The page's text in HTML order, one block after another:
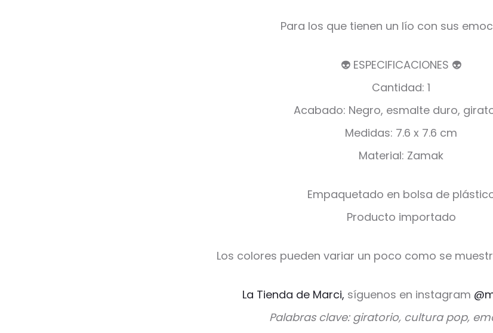
Para los que tienen un lío con sus
👽 ESPECIFICACIONES 👽
Cantidad: 1
Acabado: Negro, esmalte duro,
Medidas: 7.6 x 7.6 cm
Material: Zamak
Empaquetado en bolsa de
Producto importado
Los colores pueden variar un poco como se
La Tienda de Marci, síguenos en instagram
Palabras clave: giratorio, cultura pop,